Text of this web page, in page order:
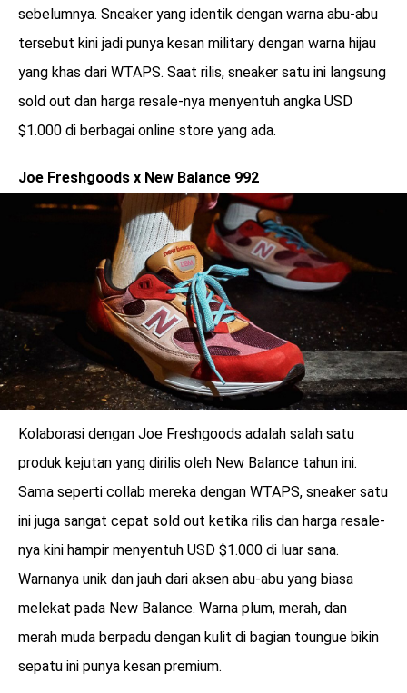
sebelumnya. Sneaker yang identik dengan warna abu-abu
tersebut kini jadi punya kesan military dengan warna hijau
yang khas dari WTAPS. Saat rilis, sneaker satu ini langsung
sold out dan harga resale-nya menyentuh angka USD
$1.000 di berbagai online store yang ada.
Joe Freshgoods x New Balance 992
Kolaborasi dengan Joe Freshgoods adalah salah satu
produk kejutan yang dirilis oleh New Balance tahun ini.
Sama seperti collab mereka dengan WTAPS, sneaker satu
ini juga sangat cepat sold out ketika rilis dan harga resale-
nya kini hampir menyentuh USD $1.000 di luar sana.
Warnanya unik dan jauh dari aksen abu-abu yang biasa
melekat pada New Balance. Warna plum, merah, dan
merah muda berpadu dengan kulit di bagian toungue bikin
sepatu ini punya kesan premium.